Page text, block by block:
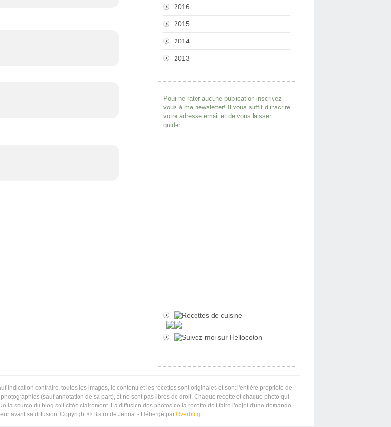
2016
2015
2014
2013
Pour ne rater aucune publication inscrivez-
vous à ma newsletter! Il vous suffit d’inscrire
votre adresse email et de vous laisser
guider.
indication contraire, toutes les images, le contenu et les recettes sont originales et sont l'entière propriété de
(sauf annotation de sa part), et ne sont pas libres de droit. Chaque recette et chaque photo qui
la source du blog soit citée clairement. La diffusion des photos de la recette doit faire l’objet d'une demande
avant sa diffusion. Copyright © Bistro de Jenna - Hébergé par Overblog